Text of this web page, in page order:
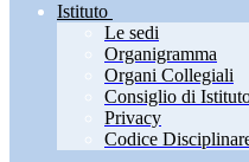
Istituto
Le sedi
Organigramma
Organi Collegiali
Consiglio di
Privacy
Codice